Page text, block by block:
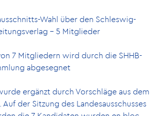
Wahl über den Schleswig-
- 5 Mitglieder
7 Mitgliedern wird durch die SHHB-
abgesegnet
ergänzt durch Vorschläge aus dem
Auf der Sitzung des Landesausschusses